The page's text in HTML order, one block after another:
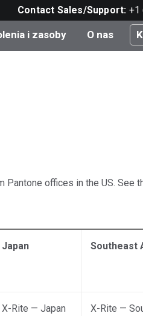
Contact Sales/Support: +1
i zasoby O nas
Pantone offices in the US. See
Japan Southeast
X-Rite — Japan
X-Rite —